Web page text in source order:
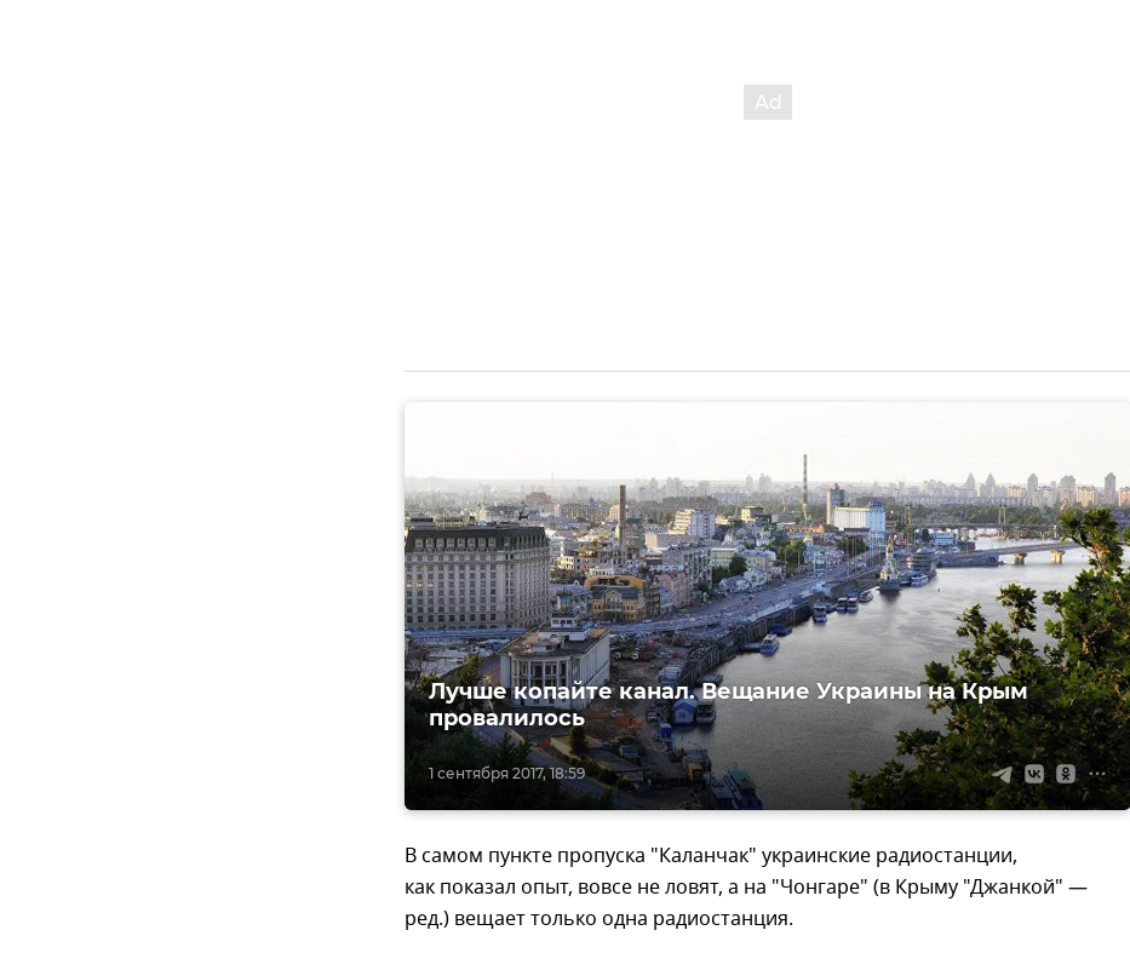
1 сентября 2017, 18:59
Лучше копайте канал. Вещание Украины на Крым
провалилось
В самом пункте пропуска "Каланчак" украинские радиостанции,
как показал опыт, вовсе не ловят, а на "Чонгаре" (в Крыму "Джанкой" —
ред.) вещает только одна радиостанция.